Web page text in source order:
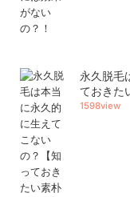
永久脱毛
ておきた
1598view